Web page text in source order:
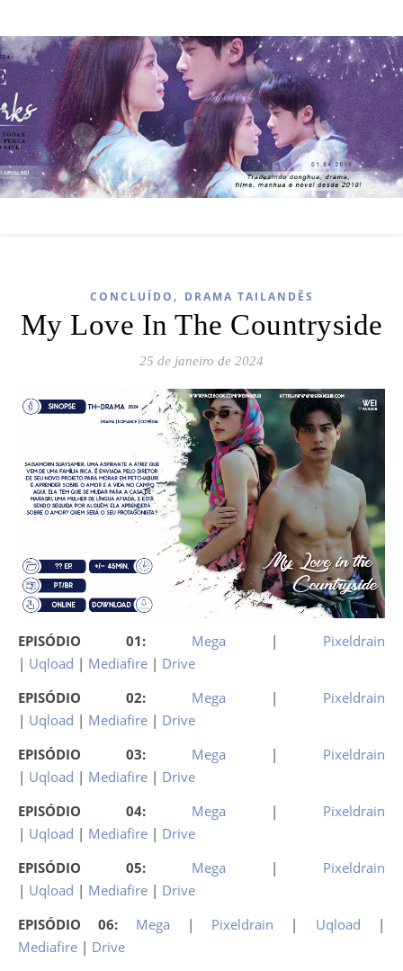
CONCLUÍDO , DRAMA TAILANDÊS
My Love In The Countryside
25 de janeiro de 2024
EPISÓDIO 01: Mega | Pixeldrain
| Uqload | Mediafire | Drive
EPISÓDIO 02: Mega | Pixeldrain
| Uqload | Mediafire | Drive
EPISÓDIO 03: Mega | Pixeldrain
| Uqload | Mediafire | Drive
EPISÓDIO 04: Mega | Pixeldrain
| Uqload | Mediafire | Drive
EPISÓDIO 05: Mega | Pixeldrain
| Uqload | Mediafire | Drive
EPISÓDIO 06: Mega | Pixeldrain | Uqload |
Mediafire | Drive